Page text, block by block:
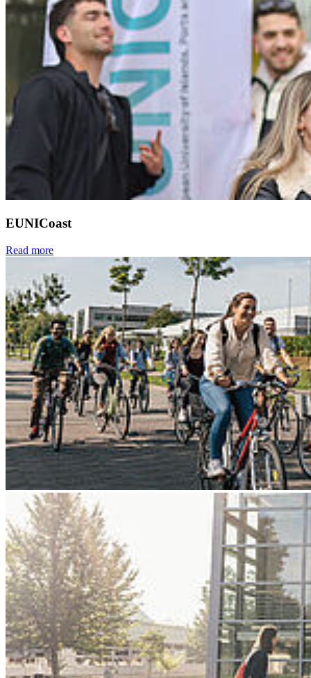
EUNICoast
Read more
Go to slide 1
Go to slide 2
Go to slide 3
Go to slide 4
Go to slide 5
Go to slide 6
Go to slide 7
Go to slide 8
Go to slide 9
Zurück
Wie Forschung und Ideen die Zukunft
gestalten
09/26/2025
Hansestadt und Hochschule Stralsund laden zur Nacht der
Innovationen ein - am 10. Oktober von 17 bis 20 Uhr im
Meeresmuseum Stralsund